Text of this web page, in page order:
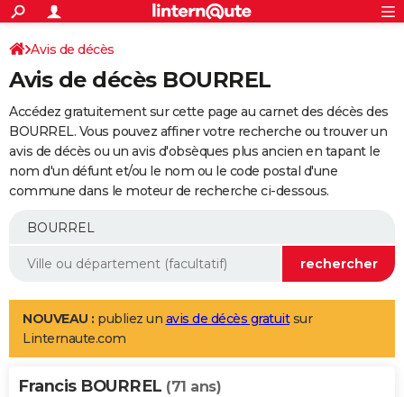
ACTUALITÉS
Politique
Société
Faits Divers
Education
Monde
Villes
+
SPORT
Coupe du monde 2026
Football
Tennis
Cyclisme
Rugby
Forum
Programme TV
TNT
Streaming
Cinéma
Sorties cinéma
Musique
+
FINANCE
Retraite
Epargne
Immobilier
Risques naturels par ville
Banque
Assurance
AUTO
Essais
Réserver un essai
Citadines
Berlines
SUV
Forum auto
+
Mobiles
Meilleur smartphone
Internet
Ordinateurs
Jeux vidéo
Guide high-tech
Aménagement intérieur
LIFESTYLE
Art de vivre
Bien-être
Loisirs
Mode
Modes de vie
Alimentation
Guide de la santé
Maladies
Médicaments
Sommeil
VOYAGE
Avis de décès
Avis de décès BOURREL
Accédez gratuitement sur cette page au carnet des décès des
BOURREL. Vous pouvez affiner votre recherche ou trouver un
avis de décès ou un avis d'obsèques plus ancien en tapant le
nom d'un défunt et/ou le nom ou le code postal d'une
commune dans le moteur de recherche ci-dessous.
NOUVEAU : publiez un avis de décès gratuitsur
Linternaute.com
Francis BOURREL (71 ans)